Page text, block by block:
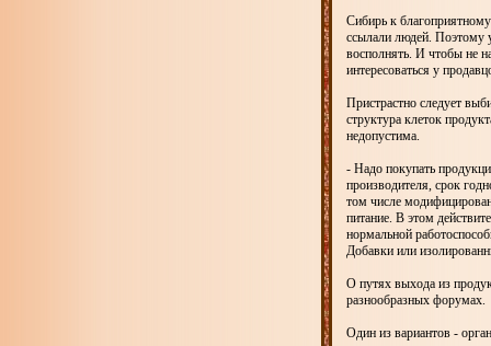
Сибирь к
ссылали людей. Поэтому
восполнять. И чтобы не
интересоваться у
Пристрастно следует
структура клеток
недопустима.
- Надо покупать
производителя, срок
том числе
питание. В этом
нормальной
Добавки или
О путях выхода из
разнообразных форумах.
Один из вариантов -